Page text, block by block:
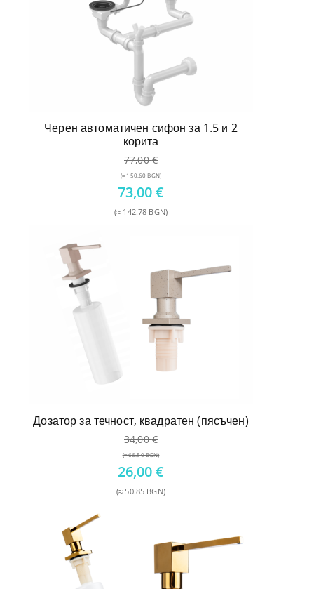
Черен автоматичен сифон за 1.5 и 2
корита
77,00€
(≈ 150.60 BGN)
Original
price
was:
73,00€
(≈ 142.78 BGN)
73,00 €.
Дозатор за течност, квадратен (пясъчен)
34,00€
(≈ 66.50 BGN)
Original
price
was:
26,00€
(≈ 50.85 BGN)
26,00 €.